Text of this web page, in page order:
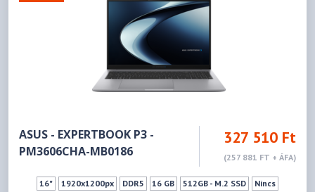
ASUS - EXPERTBOOK P3 -
PM3606CHA-MB0186
327 510 Ft
(257 881 FT + ÁFA)
16" 1920x1200px DDR5 16 GB 512GB - M.2 SSD
Nincs